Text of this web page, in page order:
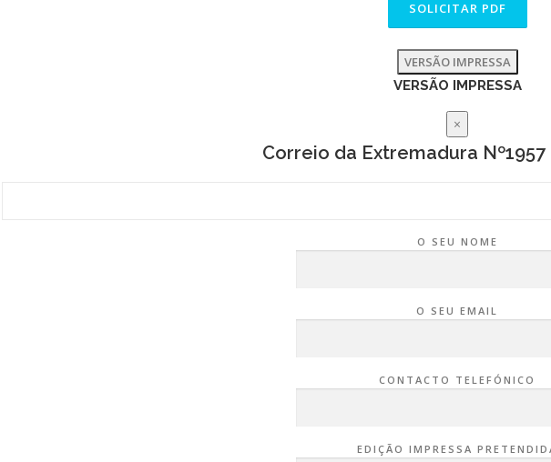
VERSÃO IMPRESSA
VERSÃO IMPRESSA
×
Correio da Extremadura Nº1957
O SEU NOME
O SEU EMAIL
CONTACTO TELEFÓNICO
EDIÇÃO IMPRESSA